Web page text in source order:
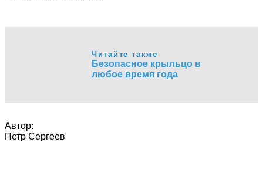
Читайте также
Безопасное крыльцо в
любое время года
Автор:
Петр Сергеев